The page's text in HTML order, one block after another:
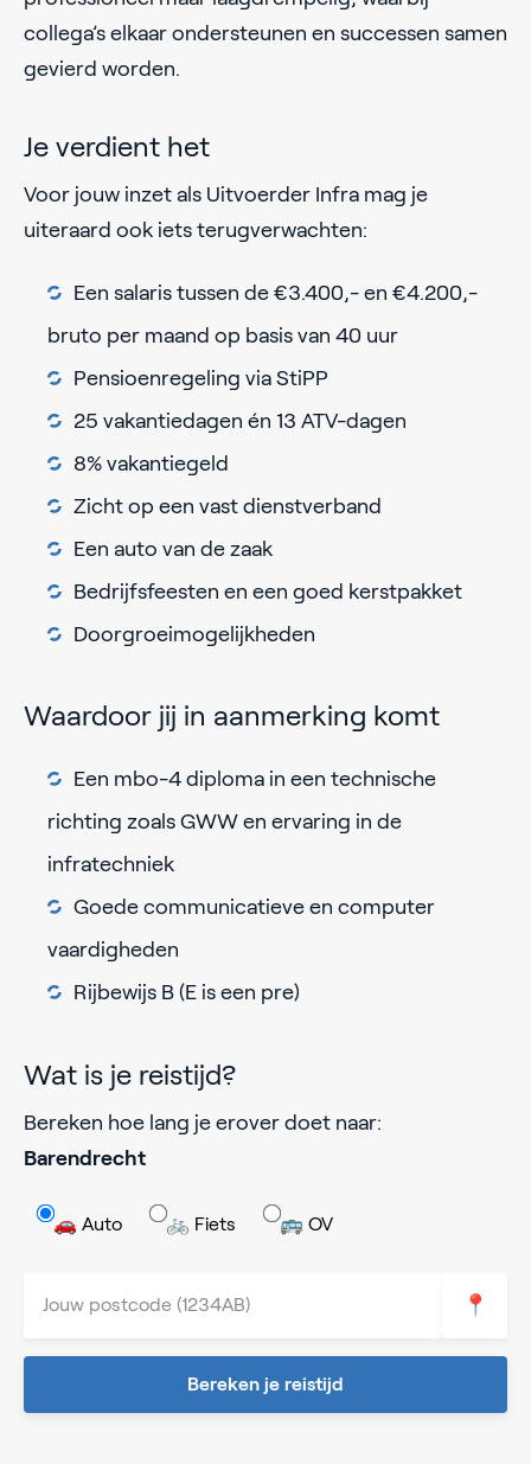
collega’s elkaar ondersteunen en successen samen
gevierd worden.
Je verdient het
Voor jouw inzet als Uitvoerder Infra mag je
uiteraard ook iets terugverwachten:
Een salaris tussen de €3.400,- en €4.200,-
bruto per maand op basis van 40 uur
Pensioenregeling via StiPP
25 vakantiedagen én 13 ATV-dagen
8% vakantiegeld
Zicht op een vast dienstverband
Een auto van de zaak
Bedrijfsfeesten en een goed kerstpakket
Doorgroeimogelijkheden
Waardoor jij in aanmerking komt
Een mbo-4 diploma in een technische
richting zoals GWW en ervaring in de
infratechniek
Goede communicatieve en computer
vaardigheden
Rijbewijs B (E is een pre)
Wat is je reistijd?
Bereken hoe lang je erover doet naar:
Barendrecht
🚗 Auto 🚲 Fiets 🚌 OV
📍
Bereken je reistijd